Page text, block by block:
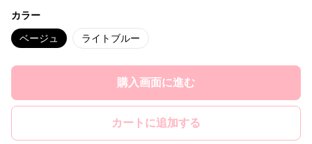
カラー
ベージュ ライトブルー
購入画面に進む
カートに追加する